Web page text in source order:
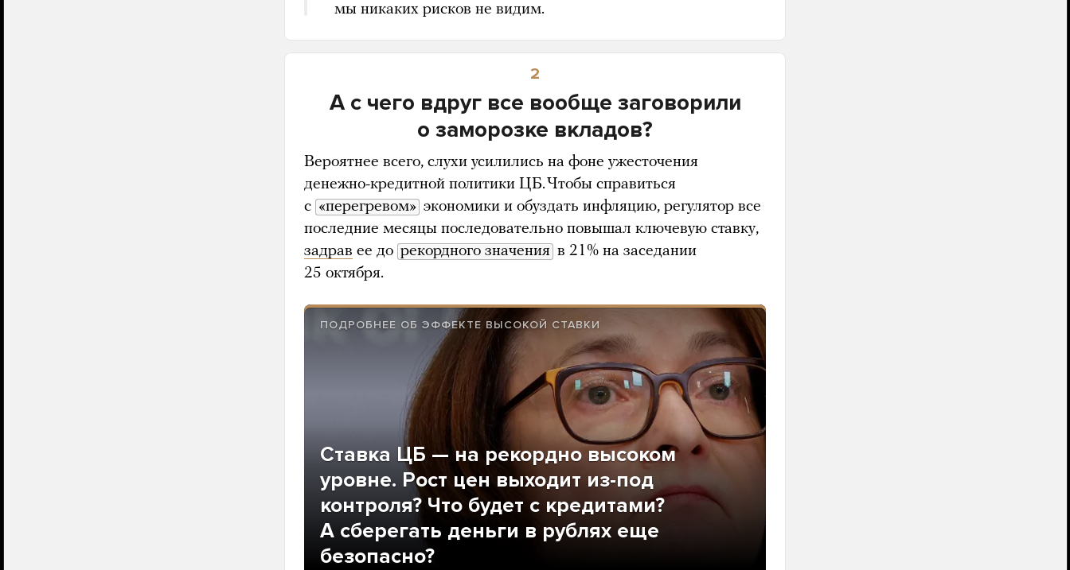
мы никаких рисков не видим.
2
А с чего вдруг все вообще заговорили
о заморозке вкладов?
Вероятнее всего, слухи усилились на фоне ужесточения
денежно-кредитной политики ЦБ. Чтобы справиться
с «перегревом» экономики и обуздать инфляцию, регулятор все
последние месяцы последовательно повышал ключевую ставку,
задрав ее до рекордного значения в 21% на заседании
25 октября.
ПОДРОБНЕЕ ОБ ЭФФЕКТЕ ВЫСОКОЙ СТАВКИ
Ставка ЦБ — на рекордно высоком
уровне. Рост цен выходит из-под
контроля? Что будет с кредитами?
А сберегать деньги в рублях еще
безопасно?